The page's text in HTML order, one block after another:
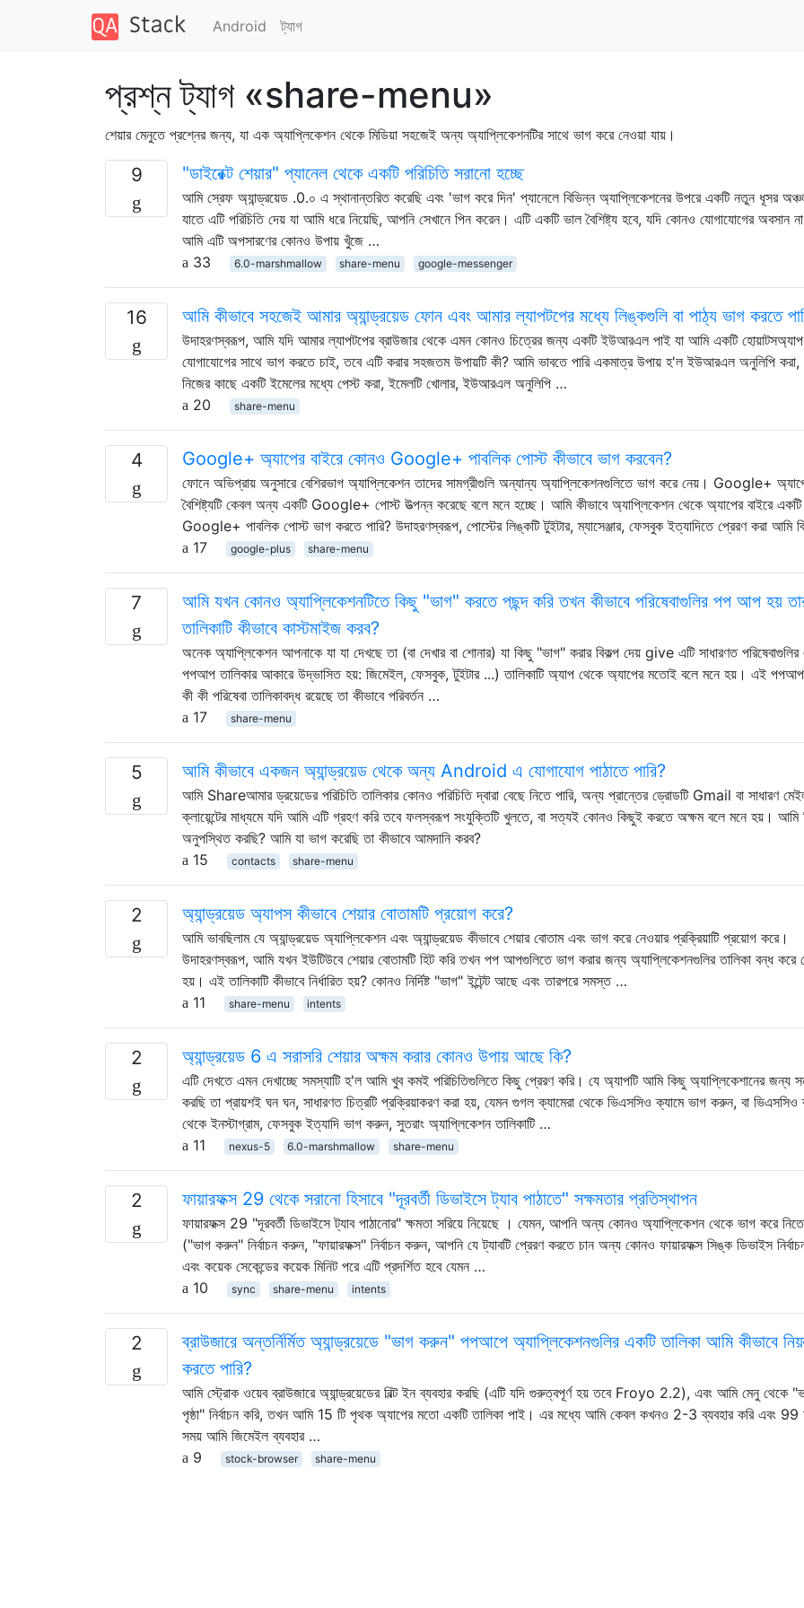
Android ট্যাগ
প্রশ্ন ট্যাগ «share-menu»
শেয়ার মেনুতে প্রশ্নের জন্য, যা এক অ্যাপ্লিকেশন থেকে মিডিয়া সহজেই অন্য অ্যাপ্লিকেশনটির সাথে ভাগ করে নেওয়া যায়।
9 "ডাইরেক্ট শেয়ার" প্যানেল থেকে একটি পরিচিতি সরানো হচ্ছে
আমি স্রেফ অ্যান্ড্রয়েড .0.০ এ স্থানান্তরিত করেছি এবং 'ভাগ করে দিন' প্যানেলে বিভিন্ন অ্যাপ্লিকেশনের উপরে একটি নতুন ধূসর
যাতে এটি পরিচিতি দেয় যা আমি ধরে নিয়েছি, আপনি সেখানে পিন করেন। এটি একটি ভাল বৈশিষ্ট্য হবে, যদি কোনও যোগাযোগের অবসান
আমি এটি অপসারণের কোনও উপায় খুঁজে …
33
6.0-marshmallow share-menu google-messenger
16 আমি কীভাবে সহজেই আমার অ্যান্ড্রয়েড ফোন এবং আমার ল্যাপটপের মধ্যে লিঙ্কগুলি বা পাঠ্য ভাগ করতে
উদাহরণস্বরূপ, আমি যদি আমার ল্যাপটপের ব্রাউজার থেকে এমন কোনও চিত্রের জন্য একটি ইউআরএল পাই যা আমি একটি হোয়াটসঅ্যাপ
যোগাযোগের সাথে ভাগ করতে চাই, তবে এটি করার সহজতম উপায়টি কী? আমি ভাবতে পারি একমাত্র উপায় হ'ল ইউআরএল অনুলিপি করা,
নিজের কাছে একটি ইমেলের মধ্যে পেস্ট করা, ইমেলটি খোলার, ইউআরএল অনুলিপি …
20
share-menu
4 Google+ অ্যাপের বাইরে কোনও Google+ পাবলিক পোস্ট কীভাবে ভাগ করবেন?
ফোনে অভিপ্রায় অনুসারে বেশিরভাগ অ্যাপ্লিকেশন তাদের সামগ্রীগুলি অন্যান্য অ্যাপ্লিকেশনগুলিতে ভাগ করে নেয়। Google+
বৈশিষ্ট্যটি কেবল অন্য একটি Google+ পোস্ট উত্পন্ন করেছে বলে মনে হচ্ছে। আমি কীভাবে অ্যাপ্লিকেশন থেকে অ্যাপের বাইরে একটি
Google+ পাবলিক পোস্ট ভাগ করতে পারি? উদাহরণস্বরূপ, পোস্টের লিঙ্কটি টুইটার, ম্যাসেঞ্জার, ফেসবুক ইত্যাদিতে প্রেরণ করা আমি
17
google-plus share-menu
7
আমি যখন কোনও অ্যাপ্লিকেশনটিতে কিছু "ভাগ" করতে পছন্দ করি তখন কীভাবে পরিষেবাগুলির পপ আপ হয়
তালিকাটি কীভাবে কাস্টমাইজ করব?
অনেক অ্যাপ্লিকেশন আপনাকে যা যা দেখছে তা (বা দেখার বা শোনার) যা কিছু "ভাগ" করার বিকল্প দেয় give এটি সাধারণত পরিষেবাগুলির
পপআপ তালিকার আকারে উদ্ভাসিত হয়: জিমেইল, ফেসবুক, টুইটার ...) তালিকাটি অ্যাপ থেকে অ্যাপের মতোই বলে মনে হয়। এই পপআপ
কী কী পরিষেবা তালিকাবদ্ধ রয়েছে তা কীভাবে পরিবর্তন …
17
share-menu
5 আমি কীভাবে একজন অ্যান্ড্রয়েড থেকে অন্য Android এ যোগাযোগ পাঠাতে পারি?
আমি Shareআমার ড্রয়েডের পরিচিতি তালিকার কোনও পরিচিতি দ্বারা বেছে নিতে পারি, অন্য প্রান্তের ড্রোডটি Gmail বা সাধারণ
ক্লায়েন্টের মাধ্যমে যদি আমি এটি গ্রহণ করি তবে ফলস্বরূপ সংযুক্তিটি খুলতে, বা সত্যই কোনও কিছুই করতে অক্ষম বলে মনে হয়। আমি
অনুপস্থিত করছি? আমি যা ভাগ করেছি তা কীভাবে আমদানি করব?
15
contacts share-menu
2 অ্যান্ড্রয়েড অ্যাপস কীভাবে শেয়ার বোতামটি প্রয়োগ করে?
আমি ভাবছিলাম যে অ্যান্ড্রয়েড অ্যাপ্লিকেশন এবং অ্যান্ড্রয়েড কীভাবে শেয়ার বোতাম এবং ভাগ করে নেওয়ার প্রক্রিয়াটি প্রয়োগ করে।
উদাহরণস্বরূপ, আমি যখন ইউটিউবে শেয়ার বোতামটি হিট করি তখন পপ আপগুলিতে ভাগ করার জন্য অ্যাপ্লিকেশনগুলির তালিকা বন্ধ করে
হয়। এই তালিকাটি কীভাবে নির্ধারিত হয়? কোনও নির্দিষ্ট "ভাগ" ইন্টেন্ট আছে এবং তারপরে সমস্ত …
11
share-menu intents
2 অ্যান্ড্রয়েড 6 এ সরাসরি শেয়ার অক্ষম করার কোনও উপায় আছে কি?
এটি দেখতে এমন দেখাচ্ছে সমস্যাটি হ'ল আমি খুব কমই পরিচিতিগুলিতে কিছু প্রেরণ করি। যে অ্যাপটি আমি কিছু অ্যাপ্লিকেশানের জন্য
করছি তা প্রায়শই ঘন ঘন, সাধারণত চিত্রটি প্রক্রিয়াকরণ করা হয়, যেমন গুগল ক্যামেরা থেকে ভিএসসিও ক্যামে ভাগ করুন, বা ভিএসসিও
থেকে ইনস্টাগ্রাম, ফেসবুক ইত্যাদি ভাগ করুন, সুতরাং অ্যাপ্লিকেশন তালিকাটি …
11
nexus-5 6.0-marshmallow share-menu
2 ফায়ারফক্স 29 থেকে সরানো হিসাবে "দূরবর্তী ডিভাইসে ট্যাব পাঠাতে" সক্ষমতার প্রতিস্থাপন
ফায়ারফক্স 29 "দূরবর্তী ডিভাইসে ট্যাব পাঠানোর" ক্ষমতা সরিয়ে নিয়েছে । যেমন, আপনি অন্য কোনও অ্যাপ্লিকেশন থেকে ভাগ করে
("ভাগ করুন" নির্বাচন করুন, "ফায়ারফক্স" নির্বাচন করুন, আপনি যে ট্যাবটি প্রেরণ করতে চান অন্য কোনও ফায়ারফক্স সিঙ্ক ডিভাইস
এবং কয়েক সেকেন্ডের কয়েক মিনিট পরে এটি প্রদর্শিত হবে যেমন …
10
sync share-menu intents
2
ব্রাউজারে অন্তর্নির্মিত অ্যান্ড্রয়েডে "ভাগ করুন" পপআপে অ্যাপ্লিকেশনগুলির একটি তালিকা আমি কীভাবে
করতে পারি?
আমি স্ট্রোক ওয়েব ব্রাউজারে অ্যান্ড্রয়েডের বিল্ট ইন ব্যবহার করছি (এটি যদি গুরুত্বপূর্ণ হয় তবে Froyo 2.2), এবং আমি মেনু থেকে
পৃষ্ঠা" নির্বাচন করি, তখন আমি 15 টি পৃথক অ্যাপের মতো একটি তালিকা পাই। এর মধ্যে আমি কেবল কখনও 2-3 ব্যবহার করি এবং 99
সময় আমি জিমেইল ব্যবহার …
9
stock-browser share-menu